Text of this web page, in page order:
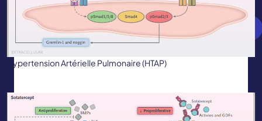
Hypertension Artérielle Pulmonaire (HTAP)